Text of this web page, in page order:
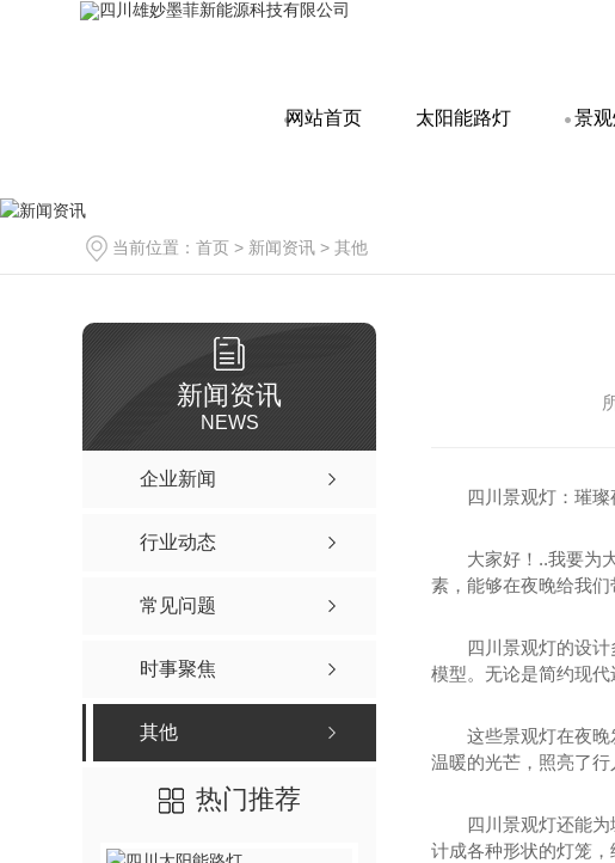
网站首页 太阳能路灯 景
当前位置： 首页 > 新闻资讯 > 其他
新闻资讯
NEWS
企业新闻
行业动态
常见问题
时事聚焦
其他
热门推荐
四川景观灯：璀
大家好！..我要为
素，能够在夜晚给我们
四川景观灯的设
模型。无论是简约现
这些景观灯在夜
温暖的光芒，照亮了
四川景观灯还能
计成各种形状的灯笼